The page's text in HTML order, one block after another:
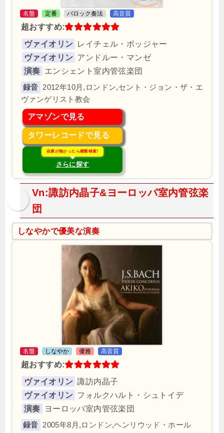
名盤 定番 バロック奏法 高音質
超おすすめ:
ヴァイオリン レイチェル・ポッジャー
ヴァイオリン アンドルー・マンゼ
演奏 エンシェント室内管弦楽団
2012年10月,ロンドン,セント・ジョン・ザ・エ
ヴァンゲリスト教会
アマゾンで見る
タワーレコードで見る
在庫が無かったら横断検索!
さらに探す
Vn:諏訪内晶子&ヨーロッパ室内管弦楽
団
しなやかで優美な演奏
名盤 しなやか 優雅 高音質
超おすすめ:
ヴァイオリン 諏訪内晶子
ヴァイオリン フォルクハルト・シュトイデ
演奏
ヨーロッパ室内管弦楽団
2005年8月,ロンドン,ヘンリウッド・ホール